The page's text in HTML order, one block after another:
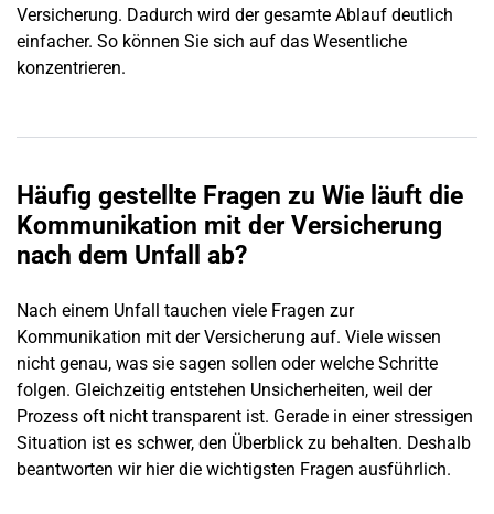
Versicherung. Dadurch wird der gesamte Ablauf deutlich
einfacher. So können Sie sich auf das Wesentliche
konzentrieren.
Häufig gestellte Fragen zu Wie läuft die
Kommunikation mit der Versicherung
nach dem Unfall ab?
Nach einem Unfall tauchen viele Fragen zur
Kommunikation mit der Versicherung auf. Viele wissen
nicht genau, was sie sagen sollen oder welche Schritte
folgen. Gleichzeitig entstehen Unsicherheiten, weil der
Prozess oft nicht transparent ist. Gerade in einer stressigen
Situation ist es schwer, den Überblick zu behalten. Deshalb
beantworten wir hier die wichtigsten Fragen ausführlich.